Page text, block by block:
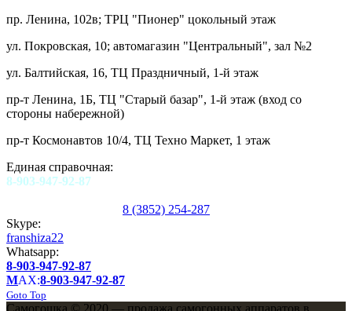
пр. Ленина, 102в; ТРЦ "Пионер" цокольный этаж
ул. Покровская, 10; автомагазин "Центральный", зал №2
ул. Балтийская, 16, ТЦ Праздничный, 1-й этаж
пр-т Ленина, 1Б, ТЦ "Старый базар", 1-й этаж (вход со
стороны набережной)
пр-т Космонавтов 10/4, ТЦ Техно Маркет, 1 этаж
Единая справочная:
8-903-947-92-87
8 (3852) 254-287
Skype:
franshiza22
Whatsapp:
8-903-947-92-87
MAX:8-903-947-92-87
Goto Top
Самогошка © 2020 — продажа самогонных аппаратов в